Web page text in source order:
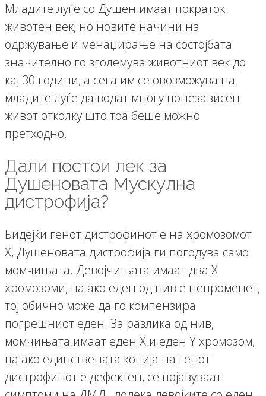
Младите луѓе со Душен имаат пократок
животен век, но новите начини на
одржување и менаџирање на состојбата
значително го зголемува животниот век до
кај 30 години, а сега им се овозможува на
младите луѓе да водат многу понезависен
живот отколку што тоа беше можно
претходно.
Дали постои лек за
Душеновата Mускулна
дистрофија?
Бидејќи генот дистрофинот е на хромозомот
Х, Душеновата дистрофија ги погодува само
момчињата. Девојчињата имаат два Х
хромозоми, па ако еден од нив е непроменет,
тој обично може да го компензира
погрешниот еден. За разлика од нив,
момчињата имаат еден Х и еден Y хромозом,
па ако единствената копија на генот
дистрофинот е дефектен, се појавуваат